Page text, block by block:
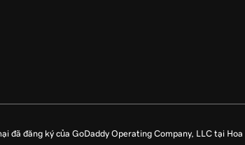
đã đăng ký của GoDaddy Operating Company, LLC tại Hoa